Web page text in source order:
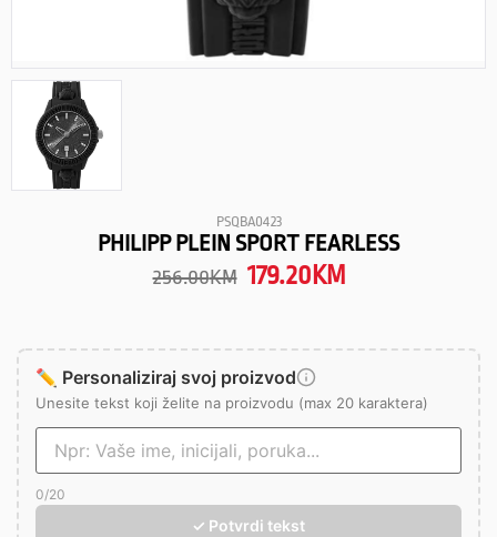
PSQBA0423
PHILIPP PLEIN SPORT FEARLESS
256.00KM 179.20 KM
✏️ Personaliziraj svoj proizvod
Unesite tekst koji želite na proizvodu (max 20 karaktera)
0/20
✓ Potvrdi tekst